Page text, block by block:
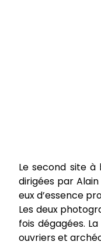
Le second site à
dirigées par
eux d’essence
Les deux
fois dégagées.
ouvriers et